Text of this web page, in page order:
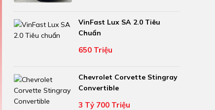
VinFast Lux SA 2.0 Tiêu
Chuẩn
650 Triệu
Chevrolet Corvette Stingray
Convertible
3 Tỷ 700 Triệu